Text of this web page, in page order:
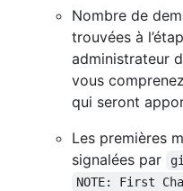
Nombre de
trouvées à
administrateur
vous
qui seront
Les premières
signalées par
NOTE: First